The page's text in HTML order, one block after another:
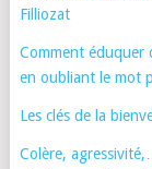
Filliozat
Comment éduquer
en oubliant le mot
Les clés de la
Colère,